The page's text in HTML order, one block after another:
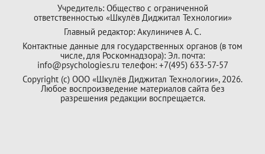
Учредитель: Общество с ограниченной
ответственностью «Шкулёв Диджитал Технологии»
Главный редактор: Акулиничев А. С.
Контактные данные для государственных органов (в том
числе, для Роскомнадзора): Эл. почта:
info@psychologies.ru телефон: +7(495) 633-57-57
Copyright (с) ООО «Шкулёв Диджитал Технологии», 2026.
Любое воспроизведение материалов сайта без
разрешения редакции воспрещается.